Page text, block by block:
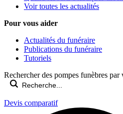
Voir toutes les actualités
Pour vous aider
Actualités du funéraire
Publications du funéraire
Tutoriels
Rechercher des pompes funèbres
Devis comparatif